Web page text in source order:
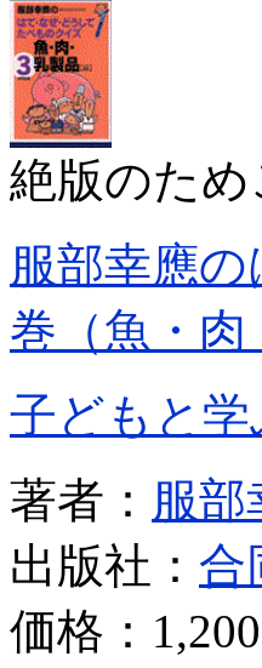
絶版のた
服部幸應
巻（魚・肉
子どもと
著者： 服部
出版社： 合
価格：